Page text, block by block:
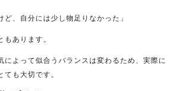
ど、自分には少し物足りなかった」
あります。
によって似合うバランスは変わるため、実際に
も大切です。